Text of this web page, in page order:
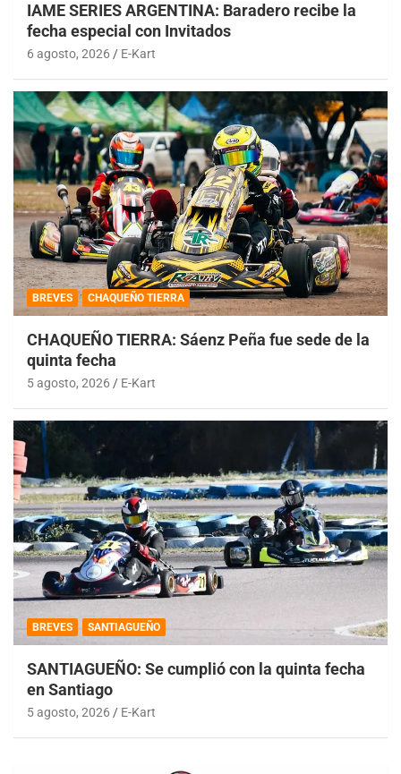
IAME SERIES ARGENTINA: Baradero recibe la
fecha especial con Invitados
6 agosto, 2026 E-Kart
BREVES CHAQUEÑO TIERRA
CHAQUEÑO TIERRA: Sáenz Peña fue sede de la
quinta fecha
5 agosto, 2026 E-Kart
BREVES SANTIAGUEÑO
SANTIAGUEÑO: Se cumplió con la quinta fecha
en Santiago
5 agosto, 2026 E-Kart